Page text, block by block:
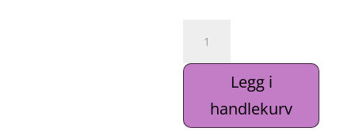
Cover
Base
Force
antall
Legg i
handlekurv